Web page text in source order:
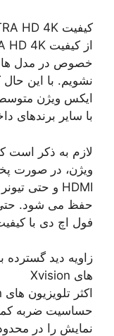
کیفیت ULTRA HD 4K در تلویزیون های Xvision
نشویم. با این
با سایر برندهای
لازم به ذکر است
حفظ می شود. حتی
فول اچ دی با
های Xvision
حساسیت ضربه
نمایش را در